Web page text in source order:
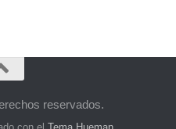
reservados.